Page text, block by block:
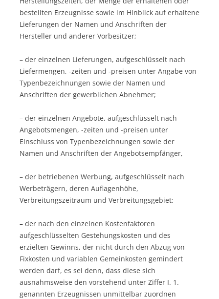
bestellten Erzeugnisse sowie im Hinblick auf erhaltene
Lieferungen der Namen und Anschriften der
Hersteller und anderer Vorbesitzer;
– der einzelnen Lieferungen, aufgeschlüsselt nach
Liefermengen, -zeiten und -preisen unter Angabe von
Typenbezeichnungen sowie der Namen und
Anschriften der gewerblichen Abnehmer;
– der einzelnen Angebote, aufgeschlüsselt nach
Angebotsmengen, -zeiten und -preisen unter
Einschluss von Typenbezeichnungen sowie der
Namen und Anschriften der Angebotsempfänger,
– der betriebenen Werbung, aufgeschlüsselt nach
Werbeträgern, deren Auflagenhöhe,
Verbreitungszeitraum und Verbreitungsgebiet;
– der nach den einzelnen Kostenfaktoren
aufgeschlüsselten Gestehungskosten und des
erzielten Gewinns, der nicht durch den Abzug von
Fixkosten und variablen Gemeinkosten gemindert
werden darf, es sei denn, dass diese sich
ausnahmsweise den vorstehend unter Ziffer I. 1.
genannten Erzeugnissen unmittelbar zuordnen